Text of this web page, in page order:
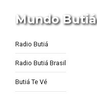
Mundo Butiá
Radio Butiá
Radio Butiá Brasil
Butiá Te Vé